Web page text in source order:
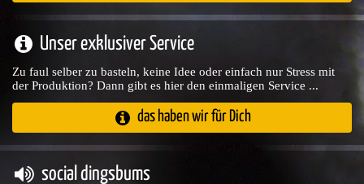
Unser exklusiver Service
Zu faul selber zu basteln, keine Idee oder einfach nur Stress mit
der Produktion? Dann gibt es hier den einmaligen Service ...
das haben wir für Dich
social dingsbums